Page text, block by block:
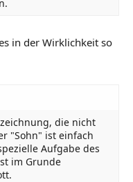
in der Wirklichkeit so
die nicht
"Sohn" ist einfach
Aufgabe des
im Grunde